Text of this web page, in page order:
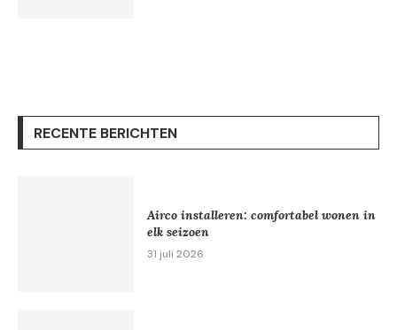
RECENTE BERICHTEN
Airco installeren: comfortabel wonen in
elk seizoen
31 juli 2026